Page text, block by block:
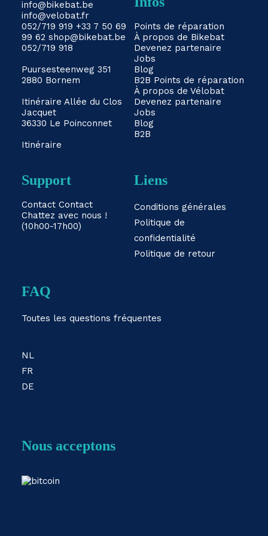
info@bikebat.be
info@velobat.fr
052/719 919 +33 7 50 69
99 62 shop@bikebat.be
052/719 918
Puursesteenweg 351
2880 Bornem
Itinéraire Allée du Clos
Jacquet
36330 Le Poinconnet
Itinéraire
Points de réparation
À propos de Bikebat
Devenez partenaire
Jobs
Blog
B2B Points de réparation
À propos de Vélobat
Devenez partenaire
Jobs
Blog
B2B
Support
Contact Contact
Chattez avec nous !
(10h00-17h00)
Liens
Conditions générales
Politique de
confidentialité
Politique de retour
FAQ
Toutes les questions fréquentes
NL
FR
DE
Nous acceptons